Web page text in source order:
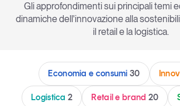
Economia e consumi
Logistica
Retail e brand
Gli approfondimenti sui principali temi
dinamiche dell'innovazione alla
il retail e la logistica.
Economia e consumi30
Logistica 2 Retail e brand 20